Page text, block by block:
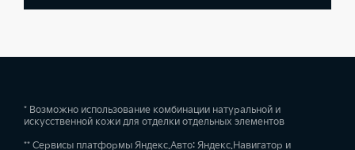
* Возможно использование комбинации натуральной и
искусственной кожи для отделки отдельных элементов
** Сервисы платформы Яндекс.Авто: Яндекс.Навигатор и